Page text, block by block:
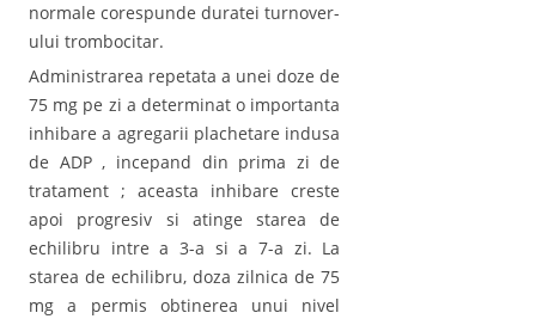
normale corespunde duratei turnover-
ului trombocitar.
Administrarea repetata a unei doze de
75 mg pe zi a determinat o importanta
inhibare a agregarii plachetare indusa
de ADP , incepand din prima zi de
tratament ; aceasta inhibare creste
apoi progresiv si atinge starea de
echilibru intre a 3-a si a 7-a zi. La
starea de echilibru, doza zilnica de 75
mg a permis obtinerea unui nivel